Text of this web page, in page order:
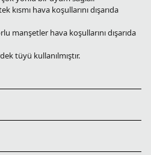
kısmı hava koşullarını dışarıda
manşetler hava koşullarını dışarıda
tüyü kullanılmıştır.